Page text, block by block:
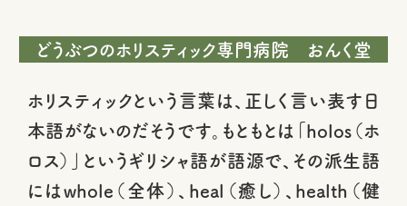
どうぶつのホリスティック専門病院 おんく堂
ホリスティックという言葉は、正しく言い表す日
本語がないのだそうです。もともとは「holos（ホ
ロス）」というギリシャ語が語源で、その派生語
にはwhole（全体）、heal（癒し）、health（健